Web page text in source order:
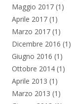
Maggio 2017 (1)
Aprile 2017 (1)
Marzo 2017 (1)
Dicembre 2016 (1)
Giugno 2016 (1)
Ottobre 2014 (1)
Aprile 2013 (1)
Marzo 2013 (1)